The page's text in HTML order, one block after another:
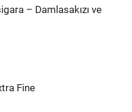
– Damlasakızı ve
Fine